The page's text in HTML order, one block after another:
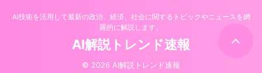
AI技術を活用して最新の政治、経済、社会に関するトピックやニュースを網
羅的に解説します。
AI解説トレンド速報
© 2026 AI解説トレンド速報